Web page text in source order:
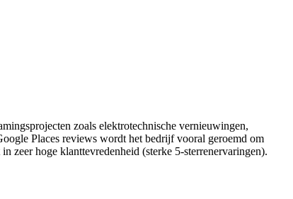
zoals elektrotechnische vernieuwingen,
Places reviews wordt het bedrijf vooral geroemd om
zeer hoge klanttevredenheid (sterke 5-sterrenervaringen).